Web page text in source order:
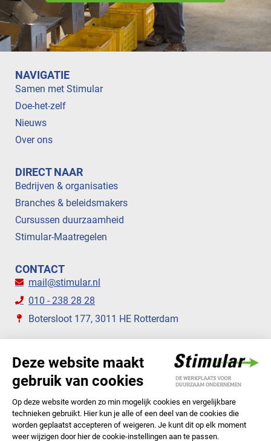
NAVIGATIE
Samen met Stimular
Doe-het-zelf
Nieuws
Over ons
DIRECT NAAR
Bedrijven & organisaties
Branches & beleidsmakers
Cursussen duurzaamheid
Stimular-Maatregelen
CONTACT
mail@stimular.nl
010 - 238 28 28
Botersloot 177, 3011 HE Rotterdam
STIMULAR NIEUWSBRIEVEN
ABONNEER NU